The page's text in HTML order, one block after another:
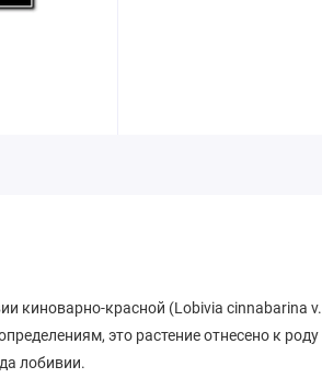
киноварно-красной (Lobivia cinnabarina v.
это растение отнесено к роду
лобивии.